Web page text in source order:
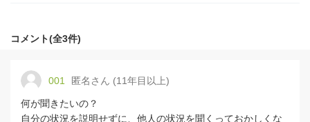
コメント(全3件)
001 匿名さん (11年目以上)
何が聞きたいの？
自分の状況を説明せずに、他人の状況を聞くっておかしくな